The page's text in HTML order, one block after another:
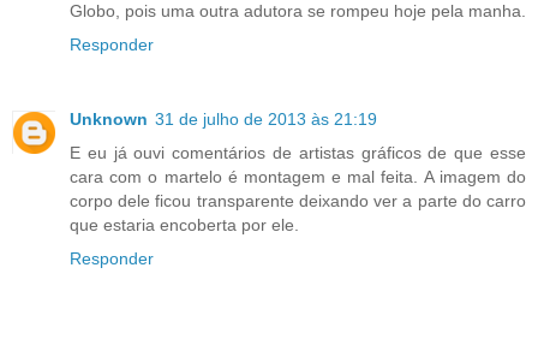
Globo, pois uma outra adutora se rompeu hoje pela manha.
Responder
Unknown 31 de julho de 2013 às 21:19
E eu já ouvi comentários de artistas gráficos de que esse
cara com o martelo é montagem e mal feita. A imagem do
corpo dele ficou transparente deixando ver a parte do carro
que estaria encoberta por ele.
Responder